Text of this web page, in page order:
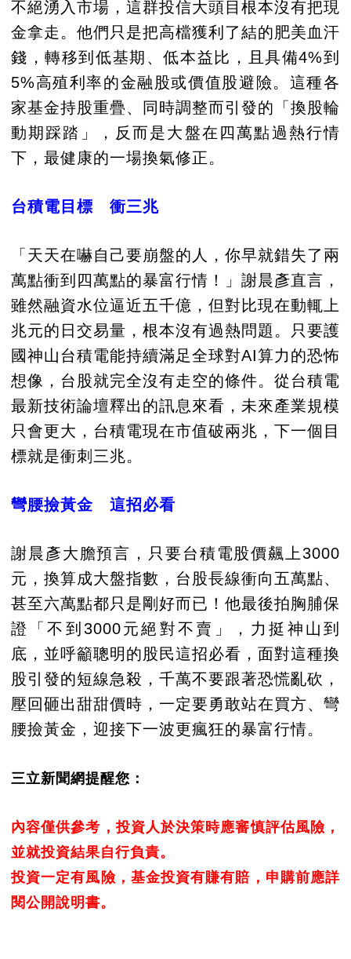
不絕湧入市場，這群投信大頭目根本沒有把現
金拿走。他們只是把高檔獲利了結的肥美血汗
錢，轉移到低基期、低本益比，且具備4%到
5%高殖利率的金融股或價值股避險。這種各
家基金持股重疊、同時調整而引發的「換股輪
動期踩踏」，反而是大盤在四萬點過熱行情
下，最健康的一場換氣修正。
台積電目標 衝三兆
「天天在嚇自己要崩盤的人，你早就錯失了兩
萬點衝到四萬點的暴富行情！」謝晨彥直言，
雖然融資水位逼近五千億，但對比現在動輒上
兆元的日交易量，根本沒有過熱問題。只要護
國神山台積電能持續滿足全球對AI算力的恐怖
想像，台股就完全沒有走空的條件。從台積電
最新技術論壇釋出的訊息來看，未來產業規模
只會更大，台積電現在市值破兩兆，下一個目
標就是衝刺三兆。
彎腰撿黃金 這招必看
謝晨彥大膽預言，只要台積電股價飆上3000
元，換算成大盤指數，台股長線衝向五萬點、
甚至六萬點都只是剛好而已！他最後拍胸脯保
證「不到3000元絕對不賣」，力挺神山到
底，並呼籲聰明的股民這招必看，面對這種換
股引發的短線急殺，千萬不要跟著恐慌亂砍，
壓回砸出甜甜價時，一定要勇敢站在買方、彎
腰撿黃金，迎接下一波更瘋狂的暴富行情。
三立新聞網提醒您：
內容僅供參考，投資人於決策時應審慎評估風險，
並就投資結果自行負責。
投資一定有風險，基金投資有賺有賠，申購前應詳
閱公開說明書。